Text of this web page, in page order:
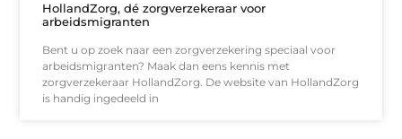
HollandZorg, dé zorgverzekeraar voor
arbeidsmigranten
Bent u op zoek naar een zorgverzekering speciaal voor
arbeidsmigranten? Maak dan eens kennis met
zorgverzekeraar HollandZorg. De website van HollandZorg
is handig ingedeeld in